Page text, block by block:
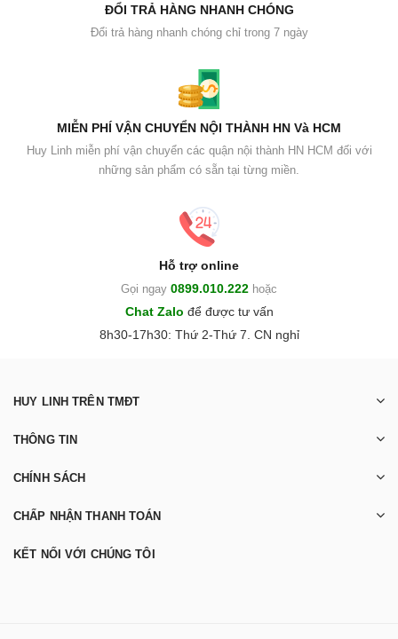
ĐỔI TRẢ HÀNG NHANH CHÓNG
Đổi trả hàng nhanh chóng chỉ trong 7 ngày
MIỄN PHÍ VẬN CHUYỂN NỘI THÀNH HN Và HCM
Huy Linh miễn phí vận chuyển các quận nội thành HN HCM đối với
những sản phẩm có sẵn tại từng miền.
Hỗ trợ online
Gọi ngay 0899.010.222 hoặc
Chat Zalo để được tư vấn
8h30-17h30: Thứ 2-Thứ 7. CN nghỉ
HUY LINH TRÊN TMĐT
THÔNG TIN
CHÍNH SÁCH
CHẤP NHẬN THANH TOÁN
KẾT NỐI VỚI CHÚNG TÔI